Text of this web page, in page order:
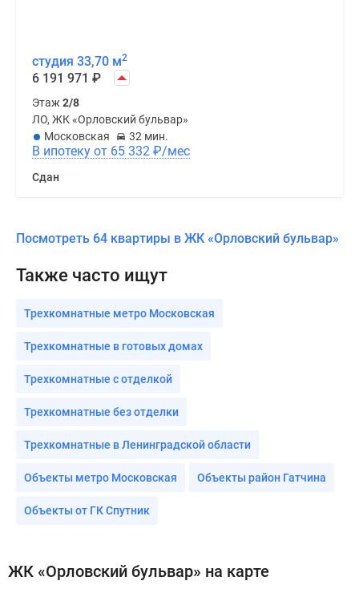
студия 33,70 м2
6 191 971 ₽
Этаж2/8
ЛО, ЖК «Орловский бульвар»
Московская
32 мин.
В ипотеку от 65 332 ₽/мес
Сдан
Посмотреть 64 квартиры в ЖК «Орловский бульвар»
Также часто ищут
Трехкомнатные метро Московская
Трехкомнатные в готовых домах
Трехкомнатные с отделкой
Трехкомнатные без отделки
Трехкомнатные в Ленинградской области
Объекты метро Московская Объекты район Гатчина
Объекты от ГК Спутник
ЖК «Орловский бульвар» на карте